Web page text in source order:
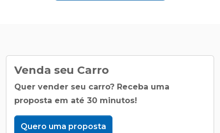
Venda seu Carro
Quer vender seu carro? Receba uma
proposta em até 30 minutos!
Quero uma proposta